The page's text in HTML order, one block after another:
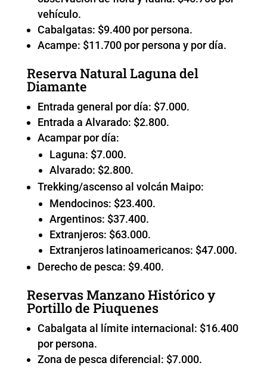
vehículo.
Cabalgatas: $9.400 por persona.
Acampe: $11.700 por persona y por día.
Reserva Natural Laguna del
Diamante
Entrada general por día: $7.000.
Entrada a Alvarado: $2.800.
Acampar por día:
Laguna: $7.000.
Alvarado: $2.800.
Trekking/ascenso al volcán Maipo:
Mendocinos: $23.400.
Argentinos: $37.400.
Extranjeros: $63.000.
Extranjeros latinoamericanos: $47.000.
Derecho de pesca: $9.400.
Reservas Manzano Histórico y
Portillo de Piuquenes
Cabalgata al límite internacional: $16.400
por persona.
Zona de pesca diferencial: $7.000.